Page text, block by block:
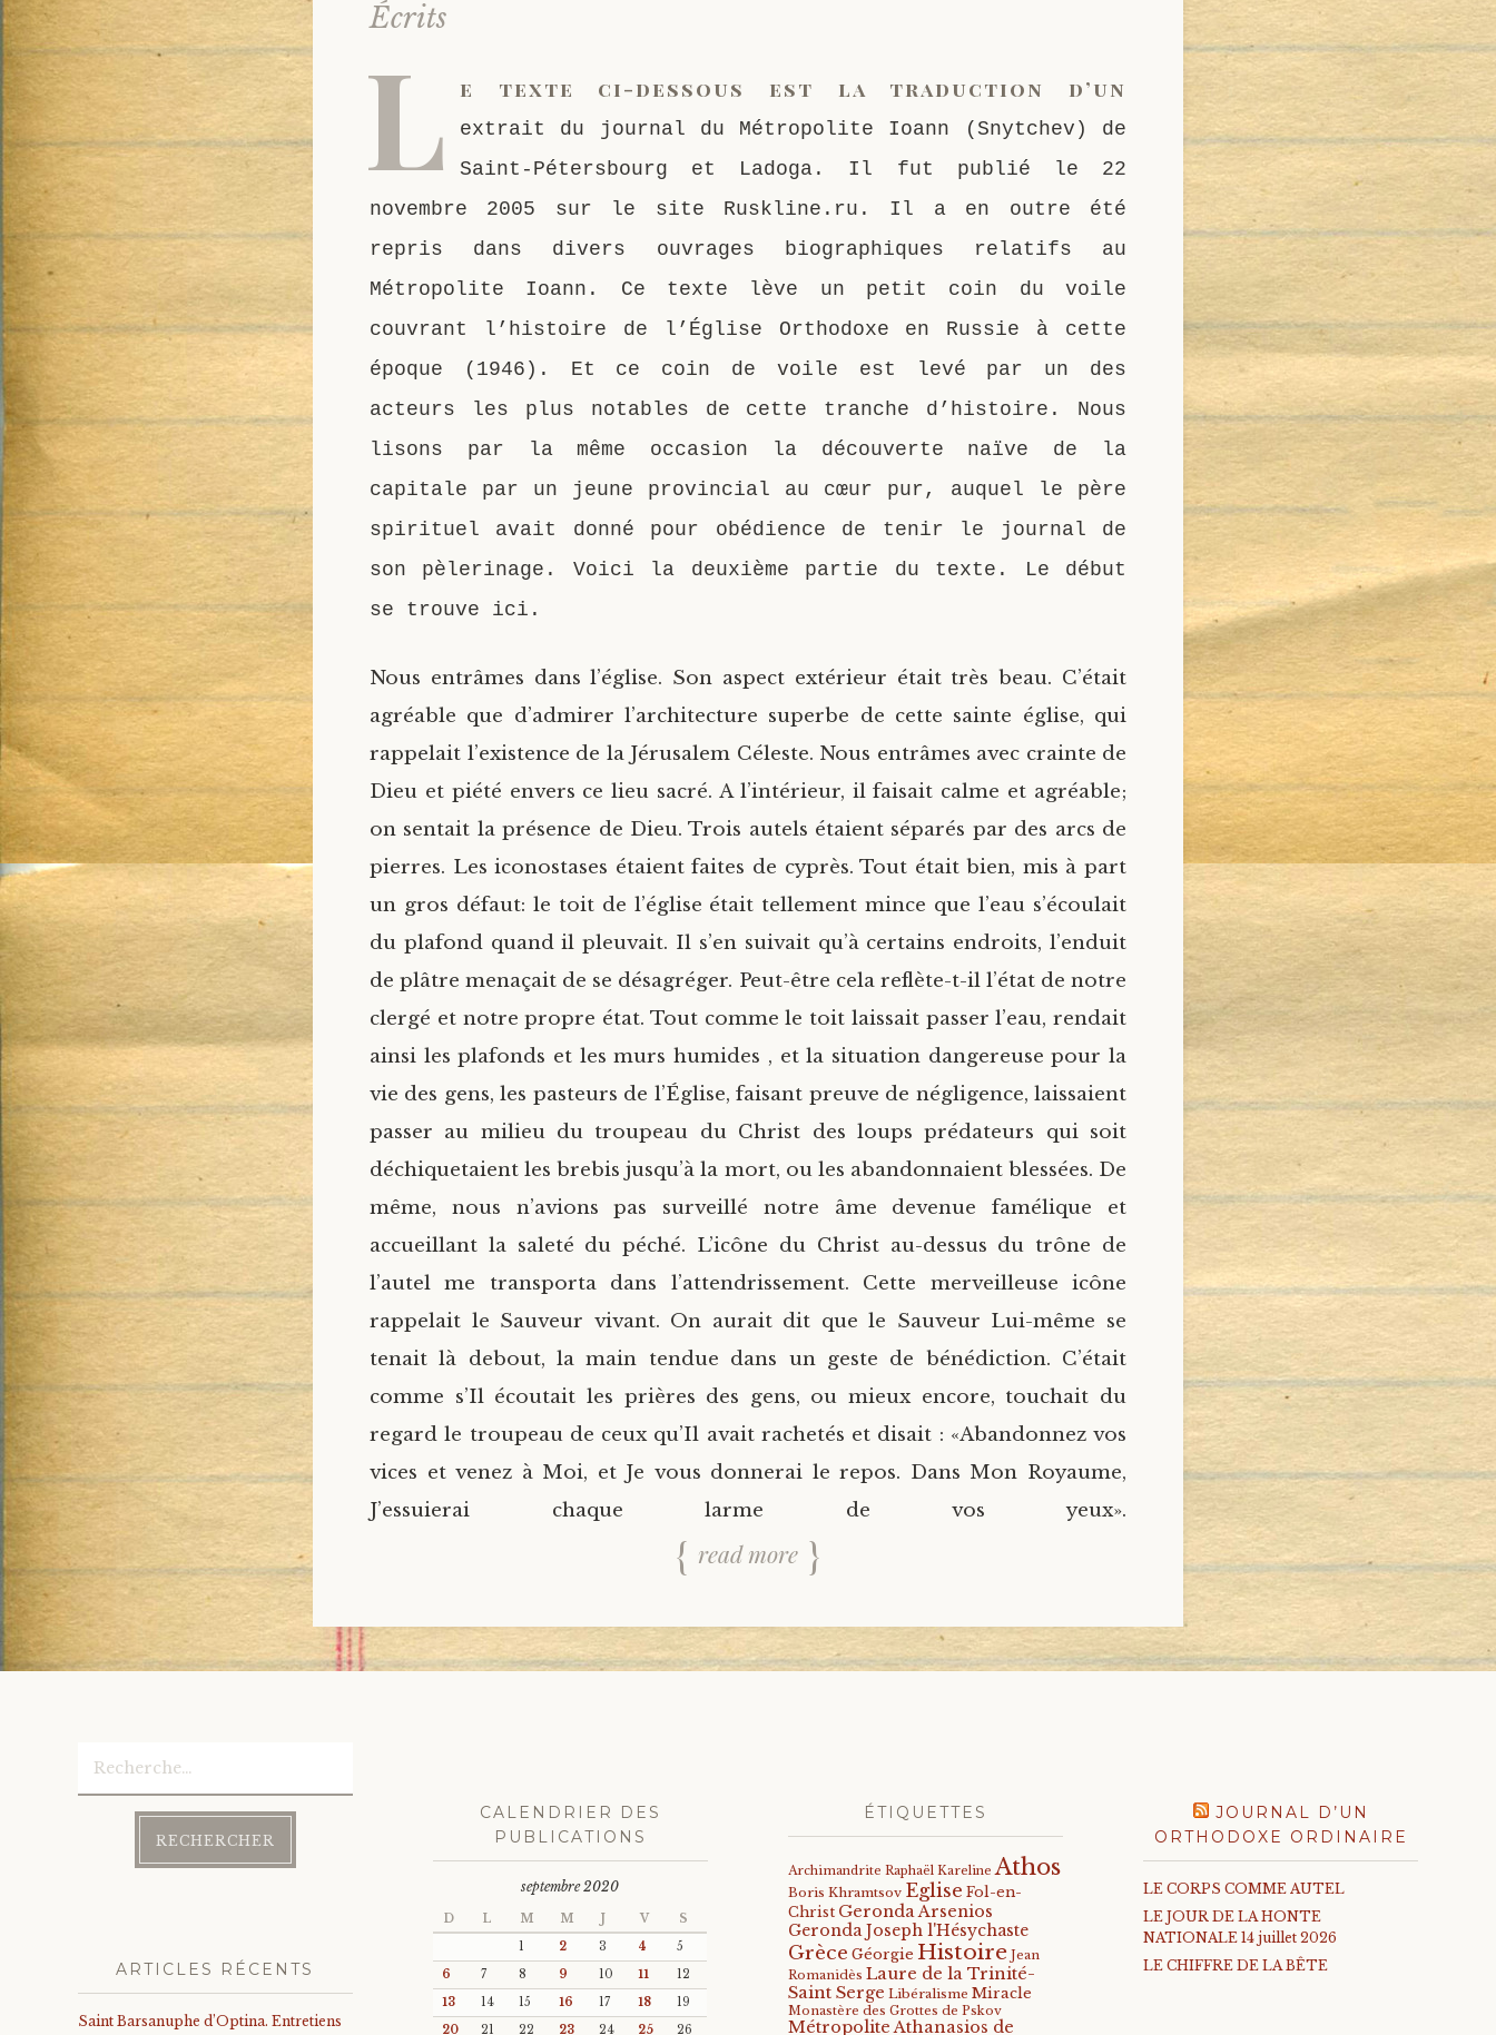
Écrits
L e texte ci-dessous est la traduction d’un
extrait du journal du Métropolite Ioann (Snytchev) de
Saint-Pétersbourg et Ladoga. Il fut publié le 22
novembre 2005 sur le site Ruskline.ru. Il a en outre été
repris dans divers ouvrages biographiques relatifs au
Métropolite Ioann. Ce texte lève un petit coin du voile
couvrant l’histoire de l’Église Orthodoxe en Russie à cette
époque (1946). Et ce coin de voile est levé par un des
acteurs les plus notables de cette tranche d’histoire. Nous
lisons par la même occasion la découverte naïve de la
capitale par un jeune provincial au cœur pur, auquel le père
spirituel avait donné pour obédience de tenir le journal de
son pèlerinage. Voici la deuxième partie du texte. Le début
se trouve ici.
Nous entrâmes dans l’église. Son aspect extérieur était très beau. C’était
agréable que d’admirer l’architecture superbe de cette sainte église, qui
rappelait l’existence de la Jérusalem Céleste. Nous entrâmes avec crainte de
Dieu et piété envers ce lieu sacré. A l’intérieur, il faisait calme et agréable;
on sentait la présence de Dieu. Trois autels étaient séparés par des arcs de
pierres. Les iconostases étaient faites de cyprès. Tout était bien, mis à part
un gros défaut: le toit de l’église était tellement mince que l’eau s’écoulait
du plafond quand il pleuvait. Il s’en suivait qu’à certains endroits, l’enduit
de plâtre menaçait de se désagréger. Peut-être cela reflète-t-il l’état de notre
clergé et notre propre état. Tout comme le toit laissait passer l’eau, rendait
ainsi les plafonds et les murs humides , et la situation dangereuse pour la
vie des gens, les pasteurs de l’Église, faisant preuve de négligence, laissaient
passer au milieu du troupeau du Christ des loups prédateurs qui soit
déchiquetaient les brebis jusqu’à la mort, ou les abandonnaient blessées. De
même, nous n’avions pas surveillé notre âme devenue famélique et
accueillant la saleté du péché. L’icône du Christ au-dessus du trône de
l’autel me transporta dans l’attendrissement. Cette merveilleuse icône
rappelait le Sauveur vivant. On aurait dit que le Sauveur Lui-même se
tenait là debout, la main tendue dans un geste de bénédiction. C’était
comme s’Il écoutait les prières des gens, ou mieux encore, touchait du
regard le troupeau de ceux qu’Il avait rachetés et disait : «Abandonnez vos
vices et venez à Moi, et Je vous donnerai le repos. Dans Mon Royaume,
J’essuierai chaque larme de vos yeux».
read more
Rechercher :
ARTICLES RÉCENTS
Saint Barsanuphe d’Optina. Entretiens
CALENDRIER DES
PUBLICATIONS
septembre 2020
D L M M J V
S
1
2 3 4
5
6
7 8 9 10 11
12
13
14 15 16 17 18
19
20
21 22 23 24 25 26
ÉTIQUETTES
Archimandrite Raphaël Kareline Athos
Boris Khramtsov Eglise Fol-en-
Christ Geronda Arsenios
Geronda Joseph l'Hésychaste
Grèce Géorgie Histoire Jean
Romanidès Laure de la Trinité-
Saint Serge Libéralisme Miracle
Monastère des Grottes de Pskov
Métropolite Athanasios de
JOURNAL D’UN
ORTHODOXE ORDINAIRE
LE CORPS COMME AUTEL
LE JOUR DE LA HONTE
NATIONALE 14 juillet 2026
LE CHIFFRE DE LA BÊTE